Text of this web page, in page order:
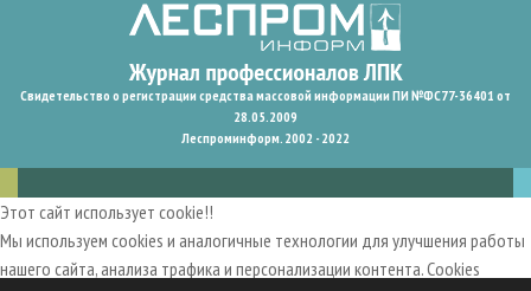
Свидетельство о регистрации средства массовой информации ПИ №ФС77-36401 от
28.05.2009
Леспроминформ. 2002 - 2022
Этот сайт использует cookie!!
Мы используем cookies и аналогичные технологии для улучшения работы
нашего сайта, анализа трафика и персонализации контента. Cookies